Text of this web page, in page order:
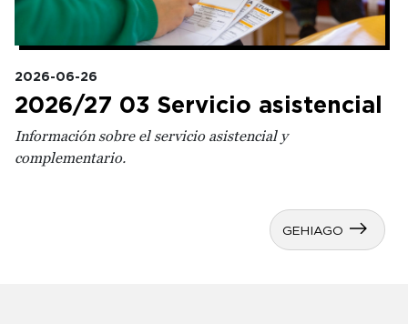
2026-06-26
2026/27 03 Servicio asistencial
Información sobre el servicio asistencial y
complementario.
GEHIAGO